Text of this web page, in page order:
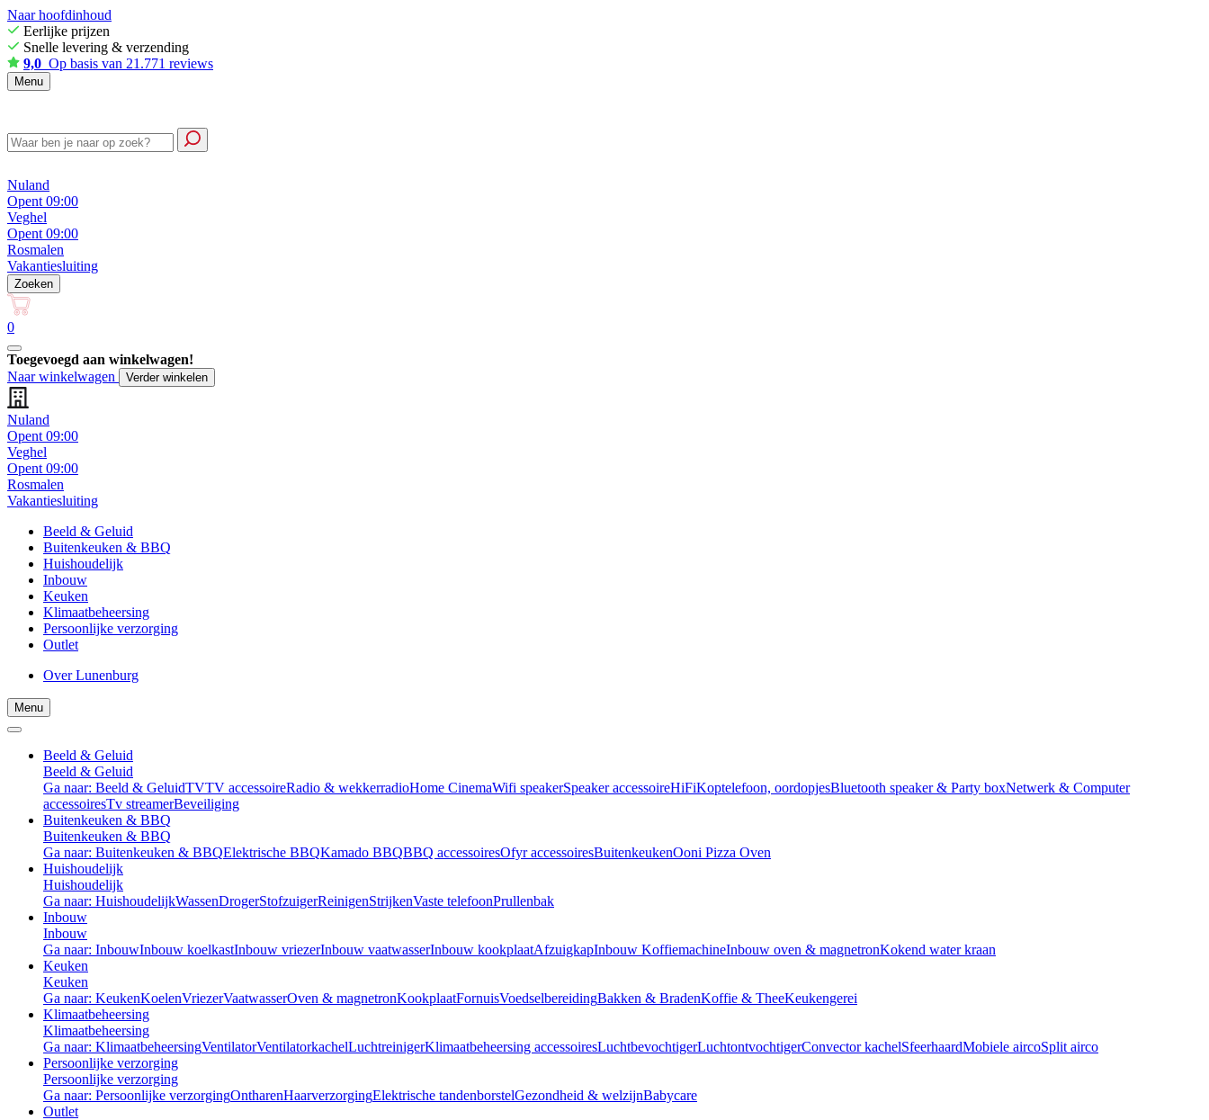
Naar hoofdinhoud
Eerlijke prijzen
Snelle levering & verzending
9,0 Op basis van 21.771 reviews
Menu
Nuland
Opent 09:00
Veghel
Opent 09:00
Rosmalen
Vakantiesluiting
Zoeken
0
Toegevoegd aan winkelwagen!
Naar winkelwagen
Verder winkelen
Nuland
Opent 09:00
Veghel
Opent 09:00
Rosmalen
Vakantiesluiting
Beeld & Geluid
Buitenkeuken & BBQ
Huishoudelijk
Inbouw
Keuken
Klimaatbeheersing
Persoonlijke verzorging
Outlet
Over Lunenburg
Menu
Beeld & Geluid
Beeld & Geluid
Ga naar: Beeld & GeluidTVTV accessoireRadio & wekkerradioHome CinemaWifi speakerSpeaker accessoireHiFiKoptelefoon, oordopjesBluetooth speaker & Party boxNetwerk & Computer
accessoiresTv streamerBeveiliging
Buitenkeuken & BBQ
Buitenkeuken & BBQ
Ga naar: Buitenkeuken & BBQElektrische BBQKamado BBQBBQ accessoiresOfyr accessoiresBuitenkeukenOoni Pizza Oven
Huishoudelijk
Huishoudelijk
Ga naar: HuishoudelijkWassenDrogerStofzuigerReinigenStrijkenVaste telefoonPrullenbak
Inbouw
Inbouw
Ga naar: InbouwInbouw koelkastInbouw vriezerInbouw vaatwasserInbouw kookplaatAfzuigkapInbouw KoffiemachineInbouw oven & magnetronKokend water kraan
Keuken
Keuken
Ga naar: KeukenKoelenVriezerVaatwasserOven & magnetronKookplaatFornuisVoedselbereidingBakken & BradenKoffie & TheeKeukengerei
Klimaatbeheersing
Klimaatbeheersing
Ga naar: KlimaatbeheersingVentilatorVentilatorkachelLuchtreinigerKlimaatbeheersing accessoiresLuchtbevochtigerLuchtontvochtigerConvector kachelSfeerhaardMobiele aircoSplit airco
Persoonlijke verzorging
Persoonlijke verzorging
Ga naar: Persoonlijke verzorgingOntharenHaarverzorgingElektrische tandenborstelGezondheid & welzijnBabycare
Outlet